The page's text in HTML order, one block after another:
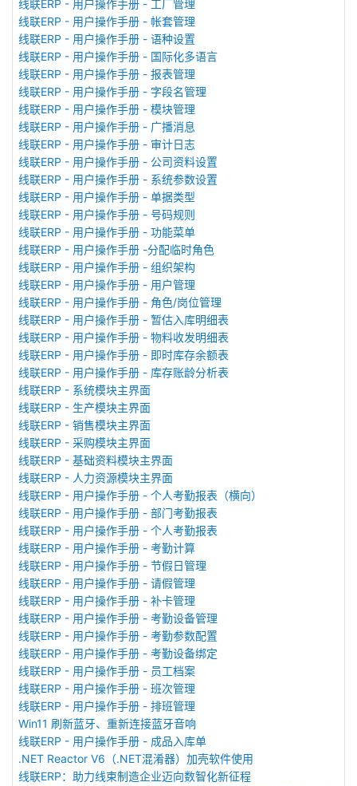
线联ERP - 用户操作手册 - 工厂管理
线联ERP - 用户操作手册 - 帐套管理
线联ERP - 用户操作手册 - 语种设置
线联ERP - 用户操作手册 - 国际化多语言
线联ERP - 用户操作手册 - 报表管理
线联ERP - 用户操作手册 - 字段名管理
线联ERP - 用户操作手册 - 模块管理
线联ERP - 用户操作手册 - 广播消息
线联ERP - 用户操作手册 - 审计日志
线联ERP - 用户操作手册 - 公司资料设置
线联ERP - 用户操作手册 - 系统参数设置
线联ERP - 用户操作手册 - 单据类型
线联ERP - 用户操作手册 - 号码规则
线联ERP - 用户操作手册 - 功能菜单
线联ERP - 用户操作手册 -分配临时角色
线联ERP - 用户操作手册 - 组织架构
线联ERP - 用户操作手册 - 用户管理
线联ERP - 用户操作手册 - 角色/岗位管理
线联ERP - 用户操作手册 - 暂估入库明细表
线联ERP - 用户操作手册 - 物料收发明细表
线联ERP - 用户操作手册 - 即时库存余额表
线联ERP - 用户操作手册 - 库存账龄分析表
线联ERP - 系统模块主界面
线联ERP - 生产模块主界面
线联ERP - 销售模块主界面
线联ERP - 采购模块主界面
线联ERP - 基础资料模块主界面
线联ERP - 人力资源模块主界面
线联ERP - 用户操作手册 - 个人考勤报表（横向）
线联ERP - 用户操作手册 - 部门考勤报表
线联ERP - 用户操作手册 - 个人考勤报表
线联ERP - 用户操作手册 - 考勤计算
线联ERP - 用户操作手册 - 节假日管理
线联ERP - 用户操作手册 - 请假管理
线联ERP - 用户操作手册 - 补卡管理
线联ERP - 用户操作手册 - 考勤设备管理
线联ERP - 用户操作手册 - 考勤参数配置
线联ERP - 用户操作手册 - 考勤设备绑定
线联ERP - 用户操作手册 - 员工档案
线联ERP - 用户操作手册 - 班次管理
线联ERP - 用户操作手册 - 排班管理
Win11 刷新蓝牙、重新连接蓝牙音响
线联ERP - 用户操作手册 - 成品入库单
.NET Reactor V6（.NET混淆器）加壳软件使用
线联ERP：助力线束制造企业迈向数智化新征程